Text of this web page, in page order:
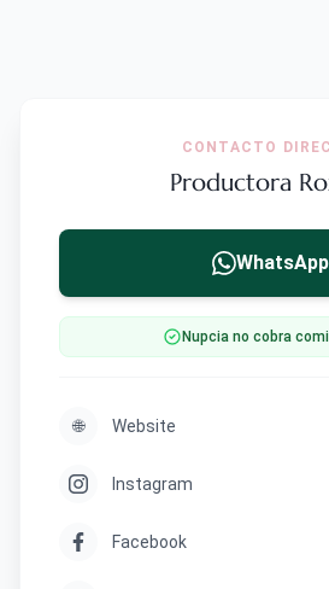
CONTACTO
Productora
WhatsApp
Nupcia no cobra
🌐 Website
Instagram
Facebook